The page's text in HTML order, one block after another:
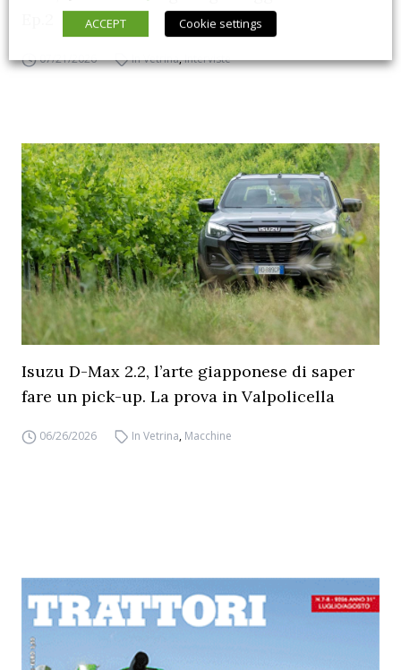
07/21/2026 In Vetrina,Interviste
Isuzu D-Max 2.2, l’arte giapponese di saper
fare un pick-up. La prova in Valpolicella
06/26/2026 In Vetrina, Macchine
ACCEPT
Cookie settings